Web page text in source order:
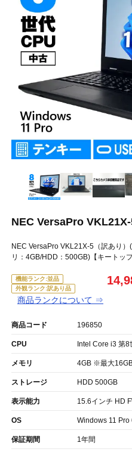
NEC VersaPro VKL21X-
NEC VersaPro VKL21X-5（訳あり
リ：4GB/HDD：500GB)【キートッ
機能ランク:並品
外観ランク:訳あり品
商品ランクについて ⇒
商品コード 196850
CPU Intel Core i3 第
メモリ 4GB ※最大
ストレージ HDD 500GB
表示能力 15.6インチ HD
OS Windows 11 Pro
保証期間 1年間